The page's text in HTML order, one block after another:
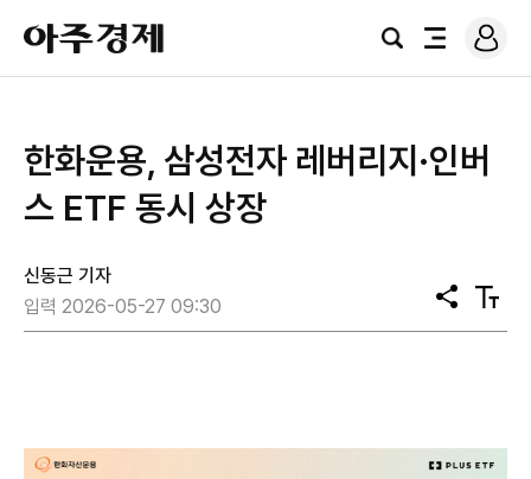
아
주
경
검
전
로
그
한화운용, 삼성전자 레버리지·인버
스 ETF 동시 상장
신동근 기자
입력 2026-05-27 09:30
공
유
텍
스